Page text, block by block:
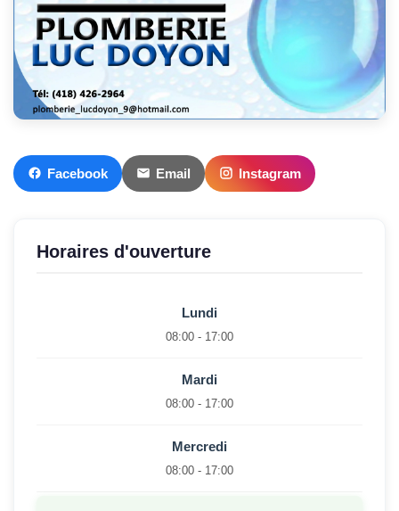
Facebook Email Instagram
Horaires d'ouverture
Lundi
08:00 - 17:00
Mardi
08:00 - 17:00
Mercredi
08:00 - 17:00